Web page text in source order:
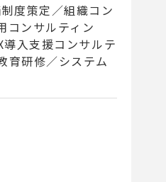
度策定／組織コン
コンサルティン
入支援コンサルテ
育研修／システム